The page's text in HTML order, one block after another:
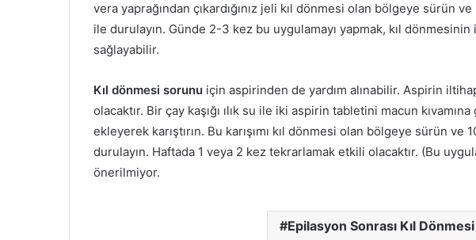
vera yaprağından çıkardığınız jeli kıl dönmesi olan bölgeye sürün
ile durulayın. Günde 2-3 kez bu uygulamayı yapmak, kıl
sağlayabilir.
Kıl dönmesi sorunu için aspirinden de yardım alınabilir. Aspirin
olacaktır. Bir çay kaşığı ılık su ile iki aspirin tabletini macun
ekleyerek karıştırın. Bu karışımı kıl dönmesi olan bölgeye sürün
durulayın. Haftada 1 veya 2 kez tekrarlamak etkili olacaktır. (Bu
önerilmiyor.
Epilasyon Sonrası Kıl Dönmesi